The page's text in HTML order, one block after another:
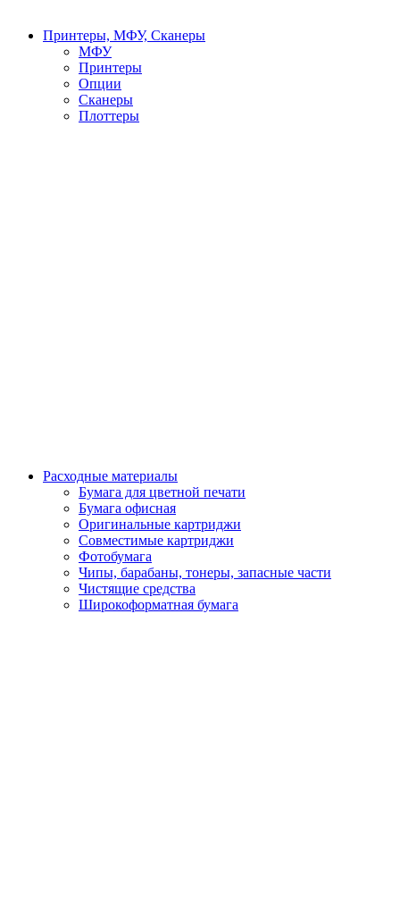
Принтеры, МФУ, Сканеры
МФУ
Принтеры
Опции
Сканеры
Плоттеры
Расходные материалы
Бумага для цветной печати
Бумага офисная
Оригинальные картриджи
Совместимые картриджи
Фотобумага
Чипы, барабаны, тонеры, запасные части
Чистящие средства
Широкоформатная бумага